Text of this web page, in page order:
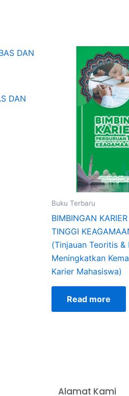
DAN
Buku Terbaru
BIMBINGAN
TINGGI
(Tinjauan Teoritis &
Meningkatkan
Karier Mahasiswa)
Read more
Alamat Kami